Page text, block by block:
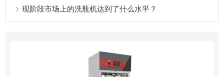
现阶段市场上的洗瓶机达到了什么水平？